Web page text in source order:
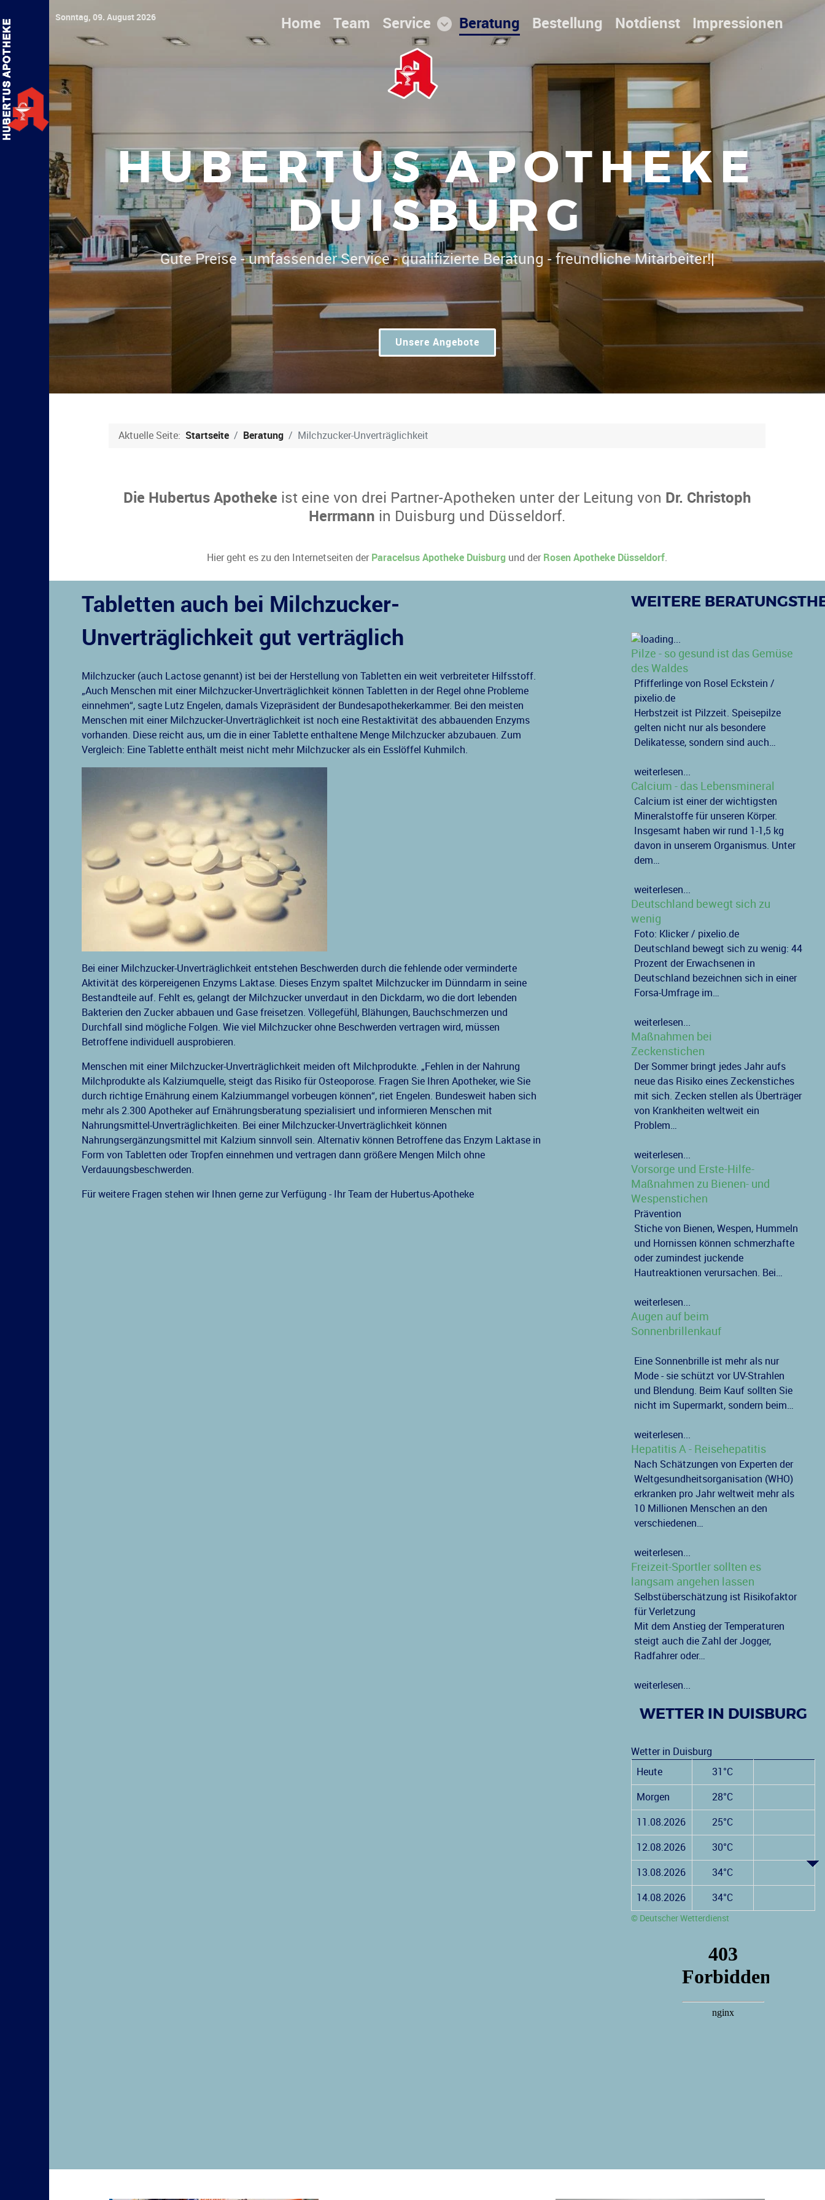
Sonntag, 09. August 2026 Home Team Service Beratung Bestellung Notdienst Impressionen
HUBERTUS APOTHEKE
DUISBURG
Gute Preise - umfassender Service - qualifizierte Beratung - freundliche Mitarbeiter!|
Unsere Angebote
Aktuelle Seite: Startseite Beratung Milchzucker-Unverträglichkeit
Die Hubertus Apotheke ist eine von drei Partner-Apotheken unter der Leitung von Dr. Christoph
Herrmann in Duisburg und Düsseldorf.
Hier geht es zu den Internetseiten der Paracelsus Apotheke Duisburg und der Rosen Apotheke Düsseldorf
Tabletten auch bei Milchzucker-
Unverträglichkeit gut verträglich
Milchzucker (auch Lactose genannt) ist bei der Herstellung von Tabletten ein weit verbreiteter Hilfsstoff.
„Auch Menschen mit einer Milchzucker-Unverträglichkeit können Tabletten in der Regel ohne Probleme
einnehmen“, sagte Lutz Engelen, damals Vizepräsident der Bundesapothekerkammer. Bei den meisten
Menschen mit einer Milchzucker-Unverträglichkeit ist noch eine Restaktivität des abbauenden Enzyms
vorhanden. Diese reicht aus, um die in einer Tablette enthaltene Menge Milchzucker abzubauen. Zum
Vergleich: Eine Tablette enthält meist nicht mehr Milchzucker als ein Esslöffel Kuhmilch.
Bei einer Milchzucker-Unverträglichkeit entstehen Beschwerden durch die fehlende oder verminderte
Aktivität des körpereigenen Enzyms Laktase. Dieses Enzym spaltet Milchzucker im Dünndarm in seine
Bestandteile auf. Fehlt es, gelangt der Milchzucker unverdaut in den Dickdarm, wo die dort lebenden
Bakterien den Zucker abbauen und Gase freisetzen. Völlegefühl, Blähungen, Bauchschmerzen und
Durchfall sind mögliche Folgen. Wie viel Milchzucker ohne Beschwerden vertragen wird, müssen
Betroffene individuell ausprobieren.
Menschen mit einer Milchzucker-Unverträglichkeit meiden oft Milchprodukte. „Fehlen in der Nahrung
Milchprodukte als Kalziumquelle, steigt das Risiko für Osteoporose. Fragen Sie Ihren Apotheker, wie Sie
durch richtige Ernährung einem Kalziummangel vorbeugen können“, riet Engelen. Bundesweit haben sich
mehr als 2.300 Apotheker auf Ernährungsberatung spezialisiert und informieren Menschen mit
Nahrungsmittel-Unverträglichkeiten. Bei einer Milchzucker-Unverträglichkeit können
Nahrungsergänzungsmittel mit Kalzium sinnvoll sein. Alternativ können Betroffene das Enzym Laktase in
Form von Tabletten oder Tropfen einnehmen und vertragen dann größere Mengen Milch ohne
Verdauungsbeschwerden.
Für weitere Fragen stehen wir Ihnen gerne zur Verfügung - Ihr Team der Hubertus-Apotheke
WEITERE
Pilze - so gesund ist das Gemüse
des Waldes
Pfifferlinge von Rosel Eckstein /
pixelio.de
Herbstzeit ist Pilzzeit. Speisepilze
gelten nicht nur als besondere
Delikatesse, sondern sind auch…
weiterlesen...
Calcium - das Lebensmineral
Calcium ist einer der wichtigsten
Mineralstoffe für unseren Körper.
Insgesamt haben wir rund 1-1,5 kg
davon in unserem Organismus. Unter
dem…
weiterlesen...
Deutschland bewegt sich zu
wenig
Foto: Klicker / pixelio.de
Deutschland bewegt sich zu wenig: 44
Prozent der Erwachsenen in
Deutschland bezeichnen sich in einer
Forsa-Umfrage im…
weiterlesen...
Maßnahmen bei
Zeckenstichen
Der Sommer bringt jedes Jahr aufs
neue das Risiko eines Zeckenstiches
mit sich. Zecken stellen als Überträger
von Krankheiten weltweit ein
Problem…
weiterlesen...
Vorsorge und Erste-Hilfe-
Maßnahmen zu Bienen- und
Wespenstichen
Prävention
Stiche von Bienen, Wespen, Hummeln
und Hornissen können schmerzhafte
oder zumindest juckende
Hautreaktionen verursachen. Bei…
weiterlesen...
Augen auf beim
Sonnenbrillenkauf
Eine Sonnenbrille ist mehr als nur
Mode - sie schützt vor UV-Strahlen
und Blendung. Beim Kauf sollten Sie
nicht im Supermarkt, sondern beim…
weiterlesen...
Hepatitis A - Reisehepatitis
Nach Schätzungen von Experten der
Weltgesundheitsorganisation (WHO)
erkranken pro Jahr weltweit mehr als
10 Millionen Menschen an den
verschiedenen…
weiterlesen...
Freizeit-Sportler sollten es
langsam angehen lassen
Selbstüberschätzung ist Risikofaktor
für Verletzung
Mit dem Anstieg der Temperaturen
steigt auch die Zahl der Jogger,
Radfahrer oder…
weiterlesen...
WETTER IN DUISBURG
Wetter in Duisburg
Heute
31°C
Morgen 28°C
11.08.2026 25°C
12.08.2026 30°C
13.08.2026 34°C
14.08.2026 34°C
© Deutscher Wetterdienst